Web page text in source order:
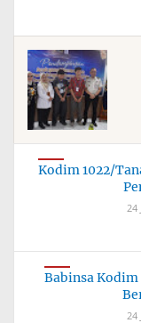
Kodim 1022/
24
Babinsa Kodim
24